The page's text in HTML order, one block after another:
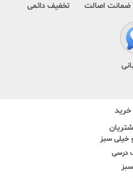
ضمانت اصالت تخفیف دائمی
خرید
خیلی سبز
درسی